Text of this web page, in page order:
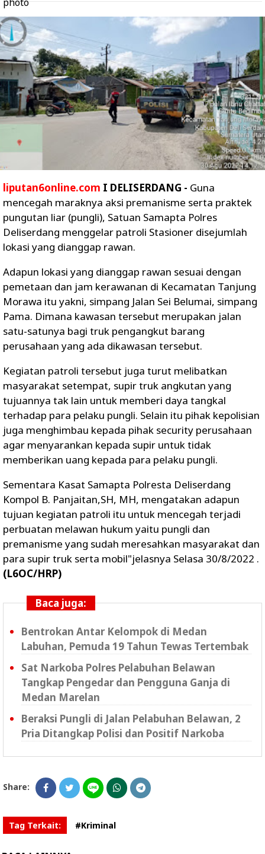
liputan6online.com I DELISERDANG - Guna
mencegah maraknya aksi premanisme serta praktek
pungutan liar (pungli), Satuan Samapta Polres
Deliserdang menggelar patroli Stasioner disejumlah
lokasi yang dianggap rawan.
Adapun lokasi yang dianggap rawan sesuai dengan
pemetaan dan jam kerawanan di Kecamatan Tanjung
Morawa itu yakni, simpang Jalan Sei Belumai, simpang
Pama. Dimana kawasan tersebut merupakan jalan
satu-satunya bagi truk pengangkut barang
perusahaan yang ada dikawasan tersebut.
Kegiatan patroli tersebut juga turut melibatkan
masyarakat setempat, supir truk angkutan yang
tujuannya tak lain untuk memberi daya tangkal
terhadap para pelaku pungli. Selain itu pihak kepolisian
juga menghimbau kepada pihak security perusahaan
agar menyarankan kepada supir untuk tidak
memberikan uang kepada para pelaku pungli.
Sementara Kasat Samapta Polresta Deliserdang
Kompol B. Panjaitan,SH, MH, mengatakan adapun
tujuan kegiatan patroli itu untuk mencegah terjadi
perbuatan melawan hukum yaitu pungli dan
premanisme yang sudah meresahkan masyarakat dan
para supir truk serta mobil"jelasnya Selasa 30/8/2022 .
(L6OC/HRP)
Baca juga:
Bentrokan Antar Kelompok di Medan
Labuhan, Pemuda 19 Tahun Tewas Tertembak
Sat Narkoba Polres Pelabuhan Belawan
Tangkap Pengedar dan Pengguna Ganja di
Medan Marelan
Beraksi Pungli di Jalan Pelabuhan Belawan, 2
Pria Ditangkap Polisi dan Positif Narkoba
Share:
Tag Terkait: #Kriminal